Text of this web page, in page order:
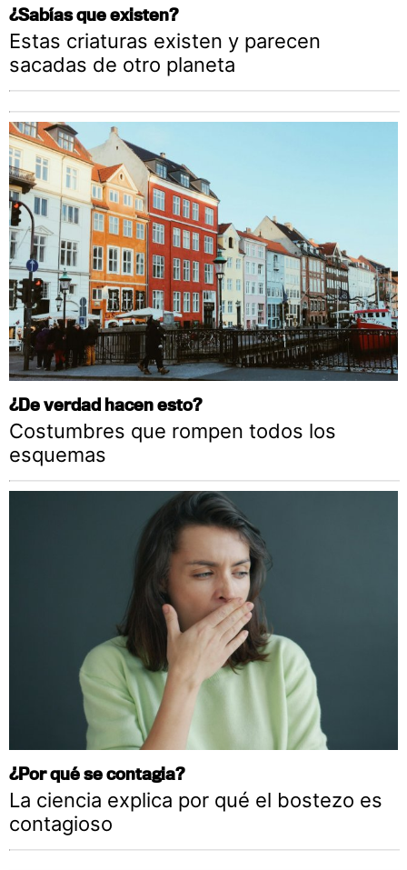
¿Sabías que existen?
Estas criaturas existen y parecen
sacadas de otro planeta
¿De verdad hacen esto?
Costumbres que rompen todos los
esquemas
¿Por qué se contagia?
La ciencia explica por qué el bostezo es
contagioso